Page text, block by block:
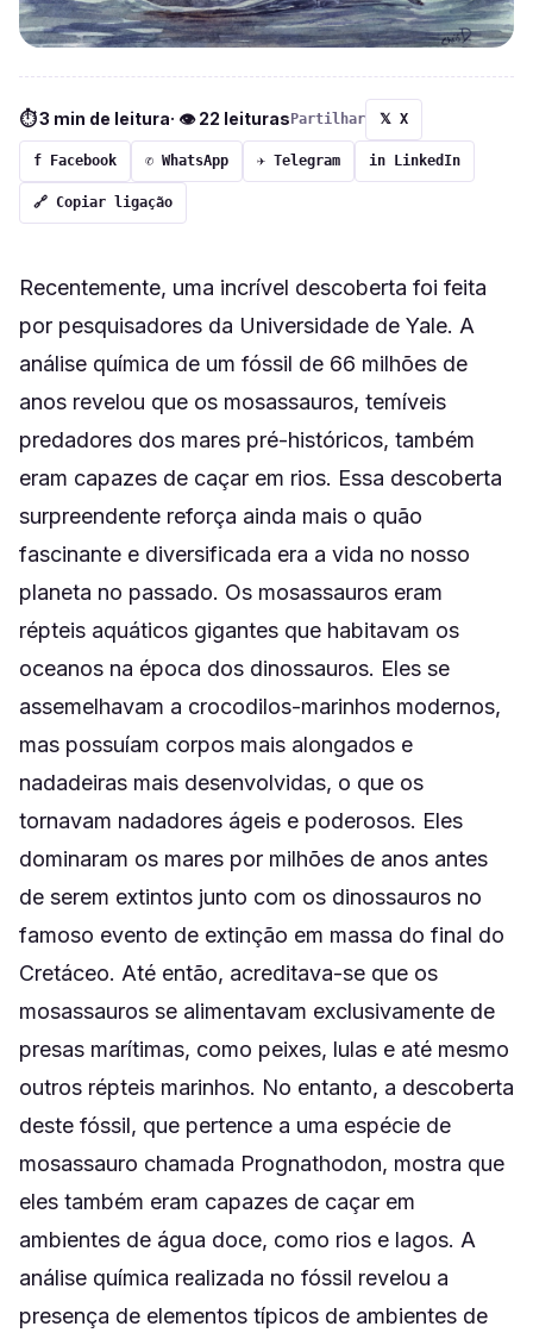
⏱ 3 min de leitura· 👁 22 leiturasPartilhar 𝕏 X
f Facebook ✆ WhatsApp ✈ Telegram in LinkedIn
🔗 Copiar ligação
Recentemente, uma incrível descoberta foi feita
por pesquisadores da Universidade de Yale. A
análise química de um fóssil de 66 milhões de
anos revelou que os mosassauros, temíveis
predadores dos mares pré-históricos, também
eram capazes de caçar em rios. Essa descoberta
surpreendente reforça ainda mais o quão
fascinante e diversificada era a vida no nosso
planeta no passado. Os mosassauros eram
répteis aquáticos gigantes que habitavam os
oceanos na época dos dinossauros. Eles se
assemelhavam a crocodilos-marinhos modernos,
mas possuíam corpos mais alongados e
nadadeiras mais desenvolvidas, o que os
tornavam nadadores ágeis e poderosos. Eles
dominaram os mares por milhões de anos antes
de serem extintos junto com os dinossauros no
famoso evento de extinção em massa do final do
Cretáceo. Até então, acreditava-se que os
mosassauros se alimentavam exclusivamente de
presas marítimas, como peixes, lulas e até mesmo
outros répteis marinhos. No entanto, a descoberta
deste fóssil, que pertence a uma espécie de
mosassauro chamada Prognathodon, mostra que
eles também eram capazes de caçar em
ambientes de água doce, como rios e lagos. A
análise química realizada no fóssil revelou a
presença de elementos típicos de ambientes de